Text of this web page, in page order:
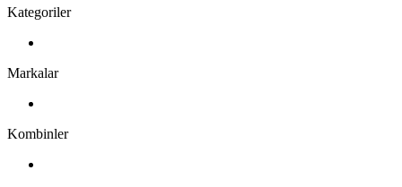
Kategoriler
Markalar
Kombinler